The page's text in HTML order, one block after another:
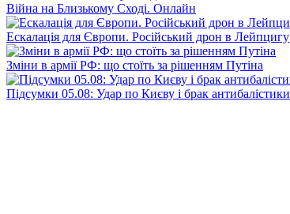
Війна на Близькому Сході. Онлайн
Ескалація для Європи. Російський дрон в Лейпцигу
Зміни в армії РФ: що стоїть за рішенням Путіна
Підсумки 05.08: Удар по Києву і брак антибалістики